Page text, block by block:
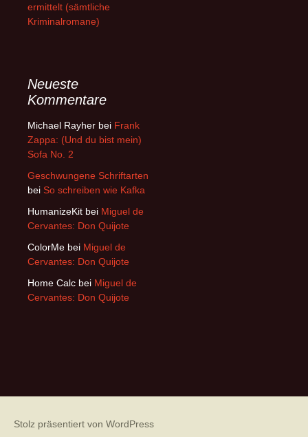
ermittelt (sämtliche
Kriminalromane)
Neueste
Kommentare
Michael Rayher bei Frank
Zappa: (Und du bist mein)
Sofa No. 2
Geschwungene Schriftarten
bei So schreiben wie Kafka
HumanizeKit bei Miguel de
Cervantes: Don Quijote
ColorMe bei Miguel de
Cervantes: Don Quijote
Home Calc bei Miguel de
Cervantes: Don Quijote
Stolz präsentiert von WordPress